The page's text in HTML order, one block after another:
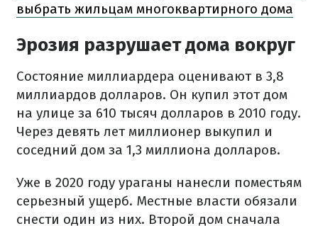
выбрать жильцам многоквартирного дома
Эрозия разрушает дома вокруг
Состояние миллиардера оценивают в 3,8
миллиардов долларов. Он купил этот дом
на улице за 610 тысяч долларов в 2010 году.
Через девять лет миллионер выкупил и
соседний дом за 1,3 миллиона долларов.
Уже в 2020 году ураганы нанесли поместьям
серьезный ущерб. Местные власти обязали
снести один из них. Второй дом сначала